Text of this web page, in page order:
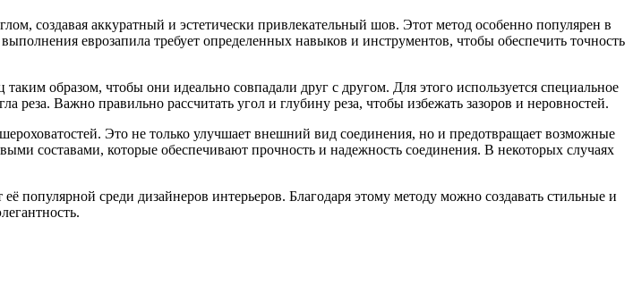
создавая аккуратный и эстетически привлекательный шов. Этот метод особенно популярен в
еврозапила требует определенных навыков и инструментов, чтобы обеспечить точность
образом, чтобы они идеально совпадали друг с другом. Для этого используется специальное
Важно правильно рассчитать угол и глубину реза, чтобы избежать зазоров и неровностей.
Это не только улучшает внешний вид соединения, но и предотвращает возможные
составами, которые обеспечивают прочность и надежность соединения. В некоторых случаях
популярной среди дизайнеров интерьеров. Благодаря этому методу можно создавать стильные и